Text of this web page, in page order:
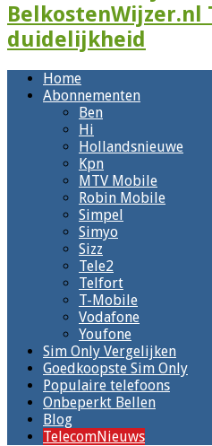
BelkostenWijzer.nl
duidelijkheid
Home
Abonnementen
Ben
Hi
Hollandsnieuwe
Kpn
MTV Mobile
Robin Mobile
Simpel
Simyo
Sizz
Tele2
Telfort
T-Mobile
Vodafone
Youfone
Sim Only Vergelijken
Goedkoopste Sim Only
Populaire telefoons
Onbeperkt Bellen
Blog
TelecomNieuws